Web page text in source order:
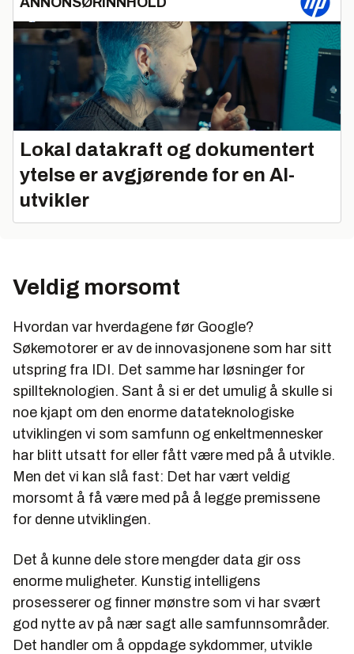
Lokal datakraft og dokumentert
ytelse er avgjørende for en AI-
utvikler
Veldig morsomt
Hvordan var hverdagene før Google?
Søkemotorer er av de innovasjonene som har sitt
utspring fra IDI. Det samme har løsninger for
spillteknologien. Sant å si er det umulig å skulle si
noe kjapt om den enorme datateknologiske
utviklingen vi som samfunn og enkeltmennesker
har blitt utsatt for eller fått være med på å utvikle.
Men det vi kan slå fast: Det har vært veldig
morsomt å få være med på å legge premissene
for denne utviklingen.
Det å kunne dele store mengder data gir oss
enorme muligheter. Kunstig intelligens
prosesserer og finner mønstre som vi har svært
god nytte av på nær sagt alle samfunnsområder.
Det handler om å oppdage sykdommer, utvikle